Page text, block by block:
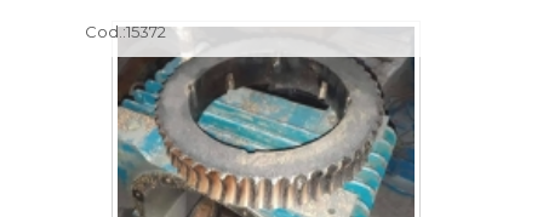
Cod.:15372